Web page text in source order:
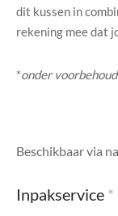
dit kussen in
rekening mee dat
*onder voorbehoud
Beschikbaar via
Inpakservice *